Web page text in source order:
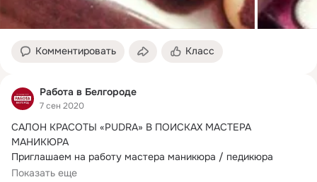
Комментировать Класс
Работа в Белгороде
7 сен 2020
САЛОН КРАСОТЫ «PUDRA» В ПОИСКАХ МАСТЕРА
МАНИКЮРА
Приглашаем на работу мастера маникюра / педикюра
Мы предлагаем хорошую работу и хорошую зарплату
Показать еще